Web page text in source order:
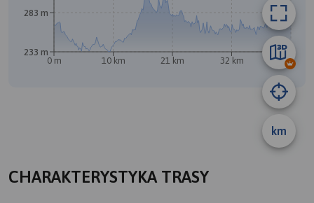
km
0 m 10 km 21 km 32 km 43 km
233 m
283 m
CHARAKTERYSTYKA TRASY